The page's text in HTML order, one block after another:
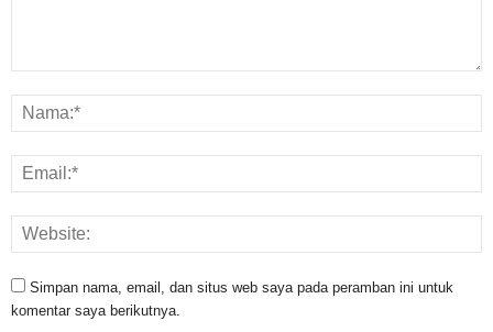
Simpan nama, email, dan situs web saya pada peramban ini untuk
komentar saya berikutnya.